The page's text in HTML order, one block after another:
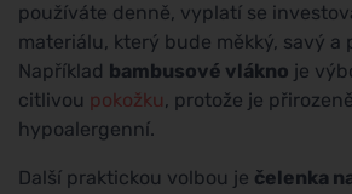
používáte denně, vyplatí se
materiálu, který bude měkký, savý a
Například bambusové vlákno je
citlivou pokožku, protože je
hypoalergenní.
Další praktickou volbou je čelenka